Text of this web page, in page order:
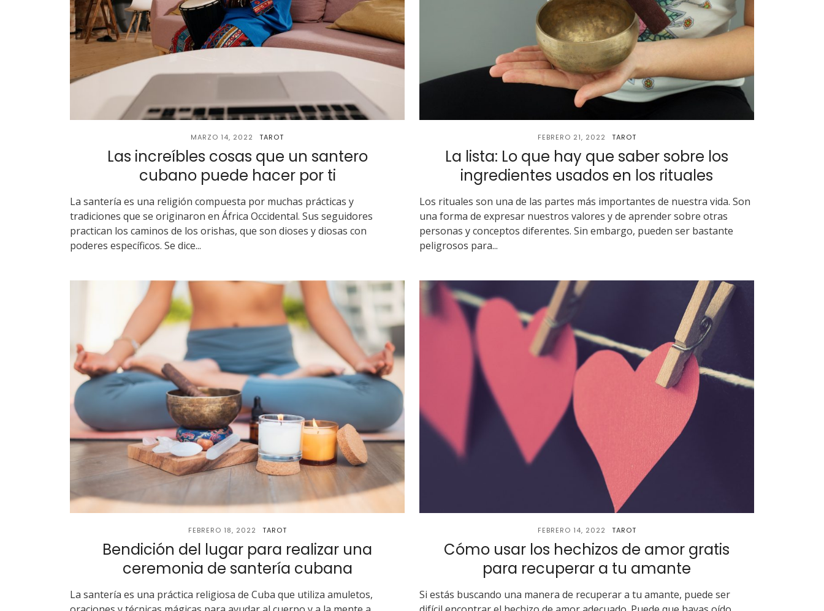
MARZO 14, 2022 TAROT
Las increíbles cosas que un santero
cubano puede hacer por ti
La santería es una religión compuesta por muchas prácticas y
tradiciones que se originaron en África Occidental. Sus seguidores
practican los caminos de los orishas, que son dioses y diosas con
poderes específicos. Se dice...
FEBRERO 21, 2022 TAROT
La lista: Lo que hay que saber sobre los
ingredientes usados en los rituales
Los rituales son una de las partes más importantes de nuestra vida. Son
una forma de expresar nuestros valores y de aprender sobre otras
personas y conceptos diferentes. Sin embargo, pueden ser bastante
peligrosos para...
FEBRERO 18, 2022 TAROT
Bendición del lugar para realizar una
ceremonia de santería cubana
La santería es una práctica religiosa de Cuba que utiliza amuletos,
FEBRERO 14, 2022 TAROT
Cómo usar los hechizos de amor gratis
para recuperar a tu amante
Si estás buscando una manera de recuperar a tu amante, puede ser